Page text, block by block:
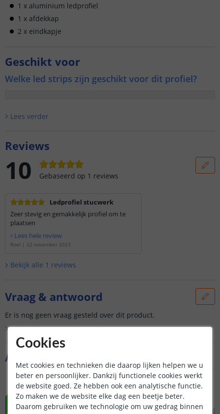
1 x aluminium ledprofiel
1 x afdekkap
2 x eindkapje
Geschikt voor
Welke led strips zijn geschikt voor dit profiel?
Lees verder
Aanvullende producten
NIEUW
Reviews
10 Gebaseerd op 1 reviews
Ledprofiel stucwerk
Zeer stevig en gemakkelijk profiel om te
plaatsen
Lees hele review
Roel | 22 november 2023
Bekijk alle 1 reviews
Vraag & antwoord
Er is nog geen vraag gesteld over dit product.
Bekijk alle Vraag & antwoord
Cookies
Met cookies en technieken die daarop lijken helpen we u
beter en persoonlijker. Dankzij functionele cookies werkt
de website goed. Ze hebben ook een analytische functie.
Zo maken we de website elke dag een beetje beter.
Daarom gebruiken we technologie om uw gedrag binnen